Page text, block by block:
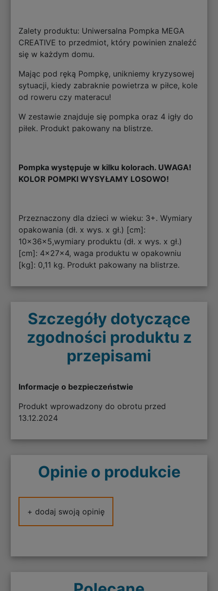
Zalety produktu: Uniwersalna Pompka MEGA
CREATIVE to przedmiot, który powinien znaleźć
się w każdym domu.
Mając pod ręką Pompkę, unikniemy kryzysowej
sytuacji, kiedy zabraknie powietrza w piłce, kole
od roweru czy materacu!
W zestawie znajduje się pompka oraz 4 igły do
piłek. Produkt pakowany na blistrze.
Pompka występuje w kilku kolorach. UWAGA!
KOLOR POMPKI WYSYŁAMY LOSOWO!
Przeznaczony dla dzieci w wieku: 3+. Wymiary
opakowania (dł. x wys. x gł.) [cm]:
10x36x5,wymiary produktu (dł. x wys. x gł.)
[cm]: 4x27x4, waga produktu w opakowniu
[kg]: 0,11 kg. Produkt pakowany na blistrze.
Szczegóły dotyczące
zgodności produktu z
przepisami
Informacje o bezpieczeństwie
Produkt wprowadzony do obrotu przed
13.12.2024
Opinie o produkcie
+ dodaj swoją opinię